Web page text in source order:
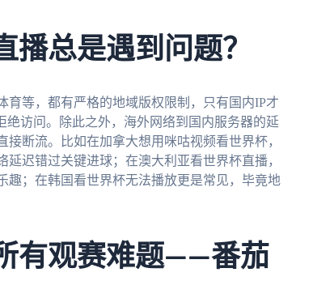
播总是遇到问题？
育等，都有严格的地域版权限制，只有国内IP才
访问。除此之外，海外网络到国内服务器的延
断流。比如在加拿大想用咪咕视频看世界杯，
迟错过关键进球；在澳大利亚看世界杯直播，
趣；在韩国看世界杯无法播放更是常见，毕竟地
有观赛难题——番茄